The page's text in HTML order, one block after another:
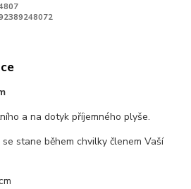
a na dotyk příjemného plyše.
stane během chvilky členem Vaší